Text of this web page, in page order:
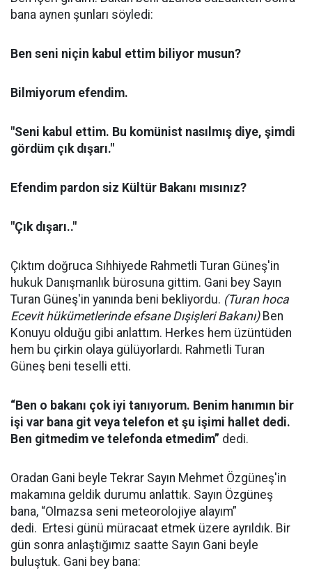
bana aynen şunları söyledi:
Ben seni niçin kabul ettim biliyor musun?
Bilmiyorum efendim.
"Seni kabul ettim. Bu komünist nasılmış diye, şimdi
gördüm çık dışarı."
Efendim pardon siz Kültür Bakanı mısınız?
"Çık dışarı.."
Çıktım doğruca Sıhhiyede Rahmetli Turan Güneş'in
hukuk Danışmanlık bürosuna gittim. Gani bey Sayın
Turan Güneş'in yanında beni bekliyordu. (Turan hoca
Ecevit hükümetlerinde efsane Dışişleri Bakanı)Ben
Konuyu olduğu gibi anlattım. Herkes hem üzüntüden
hem bu çirkin olaya gülüyorlardı. Rahmetli Turan
Güneş beni teselli etti.
“Ben o bakanı çok iyi tanıyorum. Benim hanımın bir
işi var bana git veya telefon et şu işimi hallet dedi.
Ben gitmedim ve telefonda etmedim” dedi.
Oradan Gani beyle Tekrar Sayın Mehmet Özgüneş'in
makamına geldik durumu anlattık. Sayın Özgüneş
bana, “Olmazsa seni meteorolojiye alayım”
dedi. Ertesi günü müracaat etmek üzere ayrıldık. Bir
gün sonra anlaştığımız saatte Sayın Gani beyle
buluştuk. Gani bey bana: